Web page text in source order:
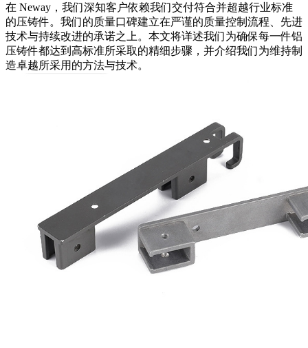
在 Neway，我们深知客户依赖我们交付符合并超越行业标准
的压铸件。我们的质量口碑建立在严谨的质量控制流程、先进
技术与持续改进的承诺之上。本文将详述我们为确保每一件铝
压铸件都达到高标准所采取的精细步骤，并介绍我们为维持制
造卓越所采用的方法与技术。